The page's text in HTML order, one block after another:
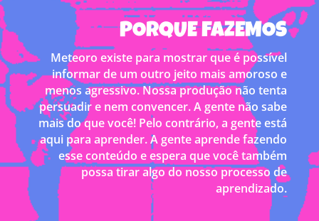
PORQUE FAZEMOS
Meteoro existe para mostrar que é possível
informar de um outro jeito mais amoroso e
menos agressivo. Nossa produção não tenta
persuadir e nem convencer. A gente não sabe
mais do que você! Pelo contrário, a gente está
aqui para aprender. A gente aprende fazendo
esse conteúdo e espera que você também
possa tirar algo do nosso processo de
aprendizado.